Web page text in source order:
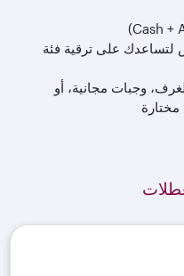
لتساعدك على ترقية فئة
وجبات مجانية، أو